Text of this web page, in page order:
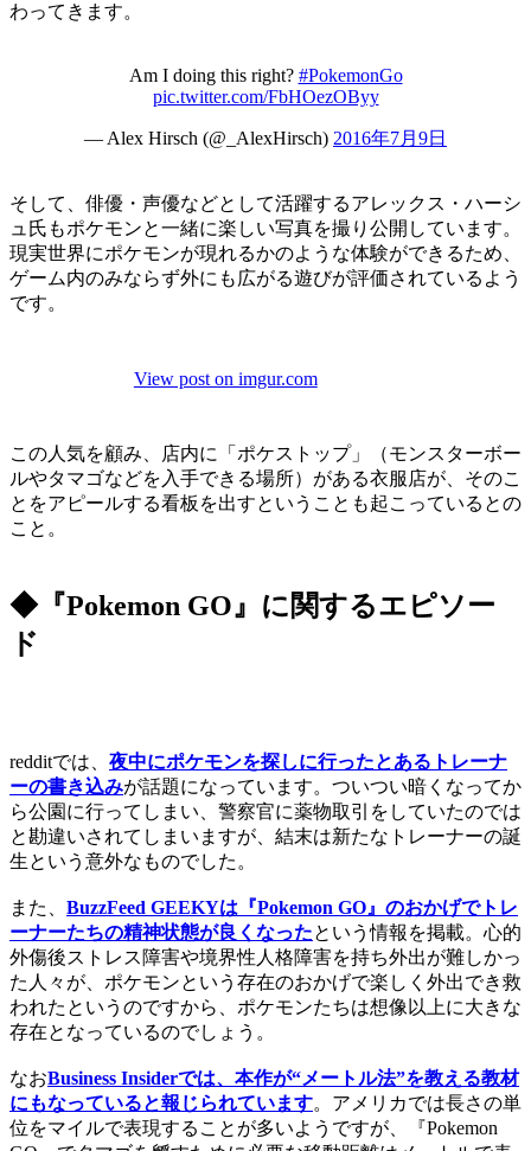
わってきます。
Am I doing this right? #PokemonGo
pic.twitter.com/FbHOezOByy
— Alex Hirsch (@_AlexHirsch) 2016年7月9日
そして、俳優・声優などとして活躍するアレックス・ハーシ
ュ氏もポケモンと一緒に楽しい写真を撮り公開しています。
現実世界にポケモンが現れるかのような体験ができるため、
ゲーム内のみならず外にも広がる遊びが評価されているよう
です。
View post on imgur.com
この人気を顧み、店内に「ポケストップ」（モンスターボー
ルやタマゴなどを入手できる場所）がある衣服店が、そのこ
とをアピールする看板を出すということも起こっているとの
こと。
◆『Pokemon GO』に関するエピソー
ド
redditでは、 夜中にポケモンを探しに行ったとあるトレーナ
ーの書き込みが話題になっています。ついつい暗くなってか
ら公園に行ってしまい、警察官に薬物取引をしていたのでは
と勘違いされてしまいますが、結末は新たなトレーナーの誕
生という意外なものでした。
また、 BuzzFeed GEEKYは『Pokemon GO』のおかげでトレ
ーナーたちの精神状態が良くなったという情報を掲載。心的
外傷後ストレス障害や境界性人格障害を持ち外出が難しかっ
た人々が、ポケモンという存在のおかげで楽しく外出でき救
われたというのですから、ポケモンたちは想像以上に大きな
存在となっているのでしょう。
なおBusiness Insiderでは、本作が“メートル法”を教える教材
にもなっていると報じられています。アメリカでは長さの単
位をマイルで表現することが多いようですが、『Pokemon